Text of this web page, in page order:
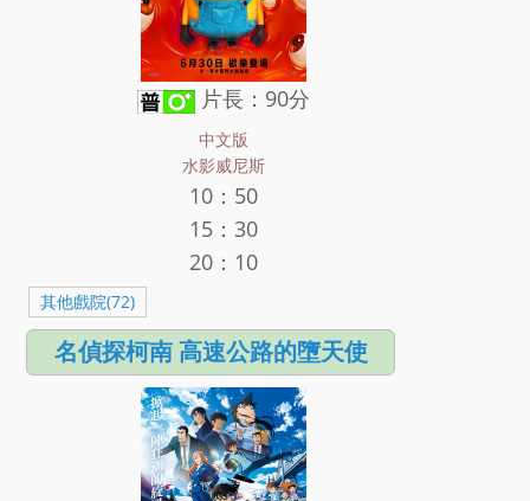
片長：90分
中文版
水影威尼斯
10：50
15：30
20：10
其他戲院(72)
名偵探柯南 高速公路的墮天使